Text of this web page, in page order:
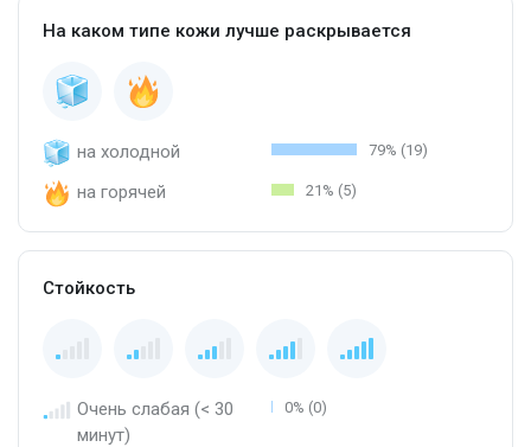
На каком типе кожи лучше раскрывается
на холодной 79% (19)
на горячей 21% (5)
Стойкость
Очень слабая (< 30
минут)
0% (0)